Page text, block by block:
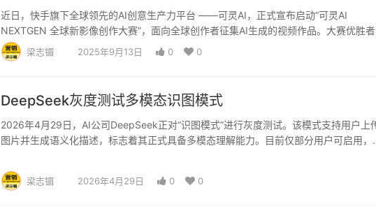
近日，快手旗下全球领先的AI创意生产力平台 ——可灵AI，正式宣布启动“可灵AI
NEXTGEN 全球新影像创作大赛”，面向全球创作者征集AI生成的视频作品。大赛优胜
仅将获得可…
梁志镅 2025年9月13日 0 0
DeepSeek灰度测试多模态识图模式
2026年4月29日，AI公司DeepSeek正对“识图模式”进行灰度测试。该模式支持用户上
图片并生成语义化描述，标志着其正式具备多模态理解能力。目前仅部分用户可启用，
梁志镅 2026年4月29日 0 0